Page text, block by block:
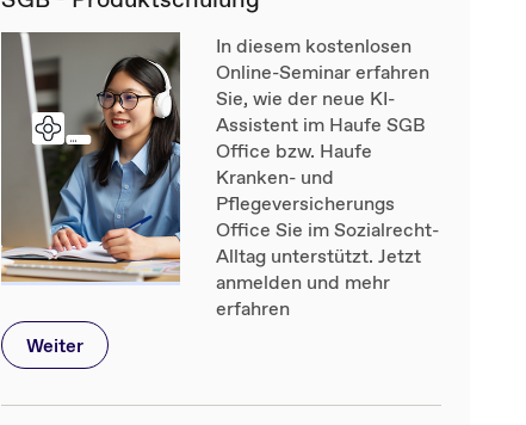
In diesem kostenlosen
Online-Seminar erfahren
Sie, wie der neue KI-
Assistent im Haufe SGB
Office bzw. Haufe
Kranken- und
Pflegeversicherungs
Office Sie im Sozialrecht-
Alltag unterstützt. Jetzt
anmelden und mehr
erfahren
Weiter